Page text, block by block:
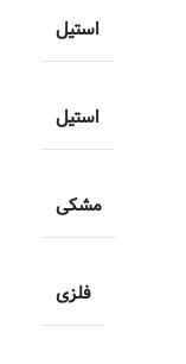
استیل
استیل
مشکی
فلزی